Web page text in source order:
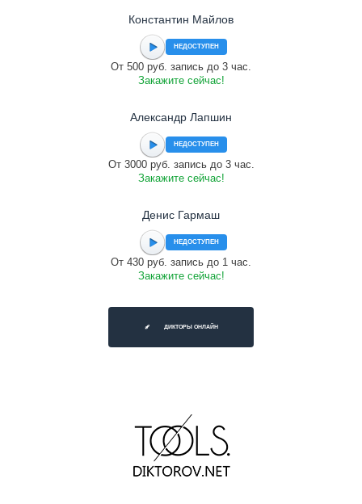
Константин Майлов
НЕДОСТУПЕН
От 500 руб. запись до 3 час.
Закажите сейчас!
Александр Лапшин
НЕДОСТУПЕН
От 3000 руб. запись до 3 час.
Закажите сейчас!
Денис Гармаш
НЕДОСТУПЕН
От 430 руб. запись до 1 час.
Закажите сейчас!
ДИКТОРЫ ОНЛАЙН